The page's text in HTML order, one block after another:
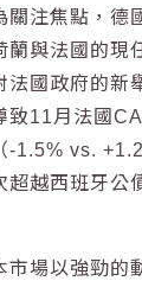
關注焦點，德
蘭與法國的現
法國政府的新
致11月法國
-1.5% vs.
超越西班牙公
市場以強勁的